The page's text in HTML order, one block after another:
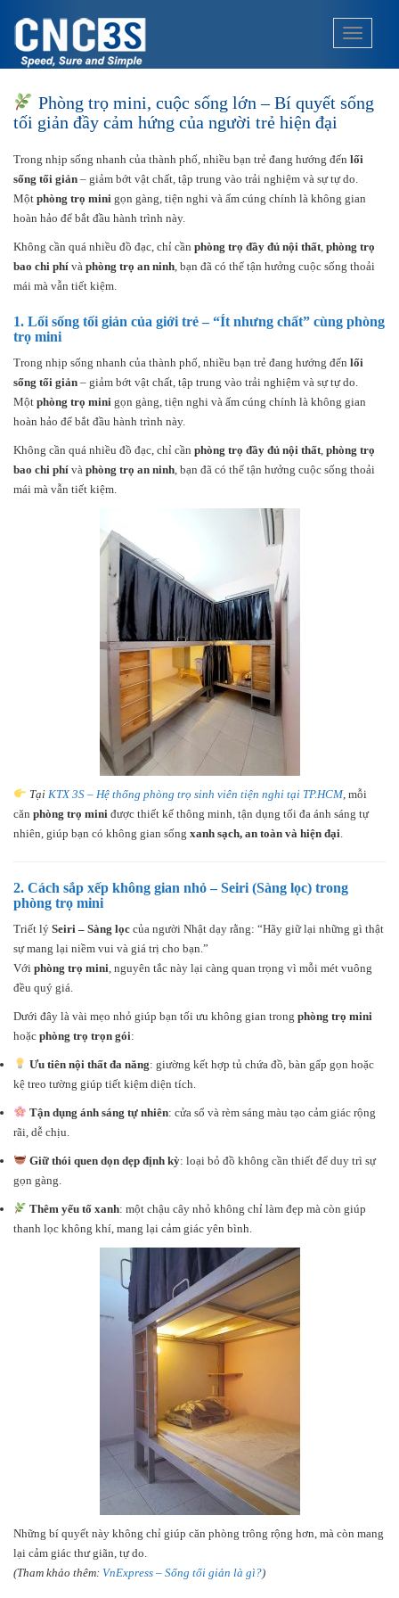
p
Phòng trọ mini, cuộc sống lớn – Bí quyết sống
tối giản đầy cảm hứng của người trẻ hiện đại
Trong nhịp sống nhanh của thành phố, nhiều bạn trẻ đang hướng đến lối
sống tối giản – giảm bớt vật chất, tập trung vào trải nghiệm và sự tự do.
Một phòng trọ mini gọn gàng, tiện nghi và ấm cúng chính là không gian
hoàn hảo để bắt đầu hành trình này.
Không cần quá nhiều đồ đạc, chỉ cần phòng trọ đầy đủ nội thất phòng trọ
bao chi phí và phòng trọ an ninh , bạn đã có thể tận hưởng cuộc sống thoải
mái mà vẫn tiết kiệm.
1. Lối sống tối giản của giới trẻ – “Ít nhưng chất” cùng phòng
trọ mini
Trong nhịp sống nhanh của thành phố, nhiều bạn trẻ đang hướng đến lối
sống tối giản – giảm bớt vật chất, tập trung vào trải nghiệm và sự tự do.
Một phòng trọ mini gọn gàng, tiện nghi và ấm cúng chính là không gian
hoàn hảo để bắt đầu hành trình này.
Không cần quá nhiều đồ đạc, chỉ cần phòng trọ đầy đủ nội thất phòng trọ
bao chi phí và phòng trọ an ninh , bạn đã có thể tận hưởng cuộc sống thoải
mái mà vẫn tiết kiệm.
Tại KTX 3S – Hệ thống phòng trọ sinh viên tiện nghi tại TP.HCM, mỗi
căn phòng trọ mini được thiết kế thông minh, tận dụng tối đa ánh sáng tự
nhiên, giúp bạn có không gian sống xanh sạch, an toàn và hiện đại
2. Cách sắp xếp không gian nhỏ – Seiri (Sàng lọc) trong
phòng trọ mini
Triết lý Seiri – Sàng lọc của người Nhật dạy rằng: “Hãy giữ lại những gì thật
sự mang lại niềm vui và giá trị cho bạn.”
Với phòng trọ mini , nguyên tắc này lại càng quan trọng vì mỗi mét vuông
đều quý giá.
Dưới đây là vài mẹo nhỏ giúp bạn tối ưu không gian trong phòng trọ mini
hoặc phòng trọ trọn gói:
Ưu tiên nội thất đa năng: giường kết hợp tủ chứa đồ, bàn gấp gọn hoặc
kệ treo tường giúp tiết kiệm diện tích.
Tận dụng ánh sáng tự nhiên: cửa sổ và rèm sáng màu tạo cảm giác rộng
rãi, dễ chịu.
Giữ thói quen dọn dẹp định kỳ: loại bỏ đồ không cần thiết để duy trì sự
gọn gàng.
Thêm yếu tố xanh: một chậu cây nhỏ không chỉ làm đẹp mà còn giúp
thanh lọc không khí, mang lại cảm giác yên bình.
Những bí quyết này không chỉ giúp căn phòng trông rộng hơn, mà còn mang
lại cảm giác thư giãn, tự do.
(Tham khảo thêm: VnExpress – Sống tối giản là gì?)